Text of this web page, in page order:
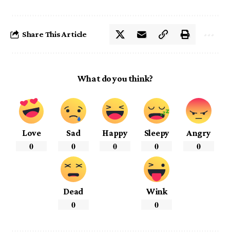
Share This Article
What do you think?
Love
0
Sad
0
Happy
0
Sleepy
0
Angry
0
Dead
0
Wink
0